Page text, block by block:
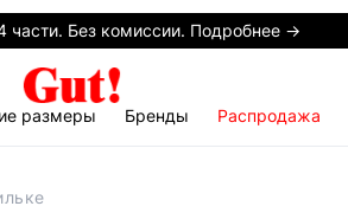
части. Без комиссии. Подробнее →
размеры Бренды Распродажа